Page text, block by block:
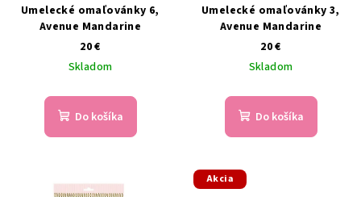
Umelecké omaľovánky 6,
Avenue Mandarine
20 €
Skladom
Do košíka
Umelecké omaľovánky 3,
Avenue Mandarine
20 €
Skladom
Do košíka
Akcia